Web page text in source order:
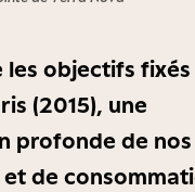
les objectifs
(2015), une
profonde de nos
de